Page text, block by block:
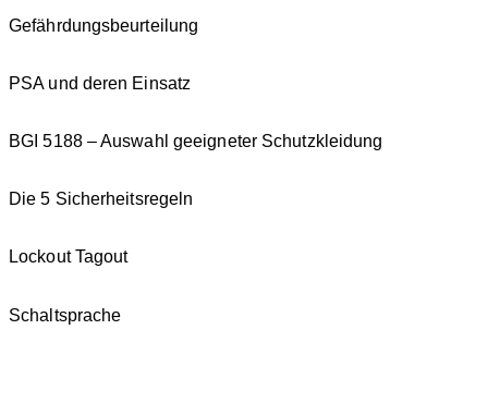
Gefährdungsbeurteilung
PSA und deren Einsatz
BGI 5188 – Auswahl geeigneter Schutzkleidung
Die 5 Sicherheitsregeln
Lockout Tagout
Schaltsprache